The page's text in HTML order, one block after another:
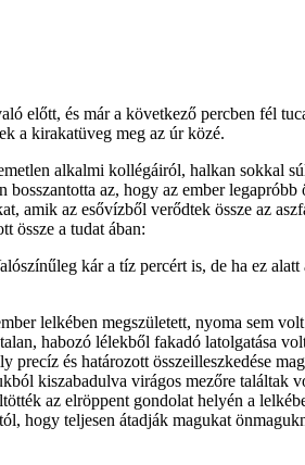
előtt, és már a következő percben fél
a kirakatüveg meg az úr közé.
alkalmi kollégáiról, halkan sokkal
az, hogy az ember
amik az esővízből verődtek össze az
össze a tudat ában:
kár a tíz percért is, de ha ez
lelkében megszületett, nyoma sem
habozó lélekből fakadó latolgatása
precíz és határozott összeilleszkedése
kiszabadulva virágos mezőre
az elröppent gondolat helyén a
hogy teljesen átadják magukat